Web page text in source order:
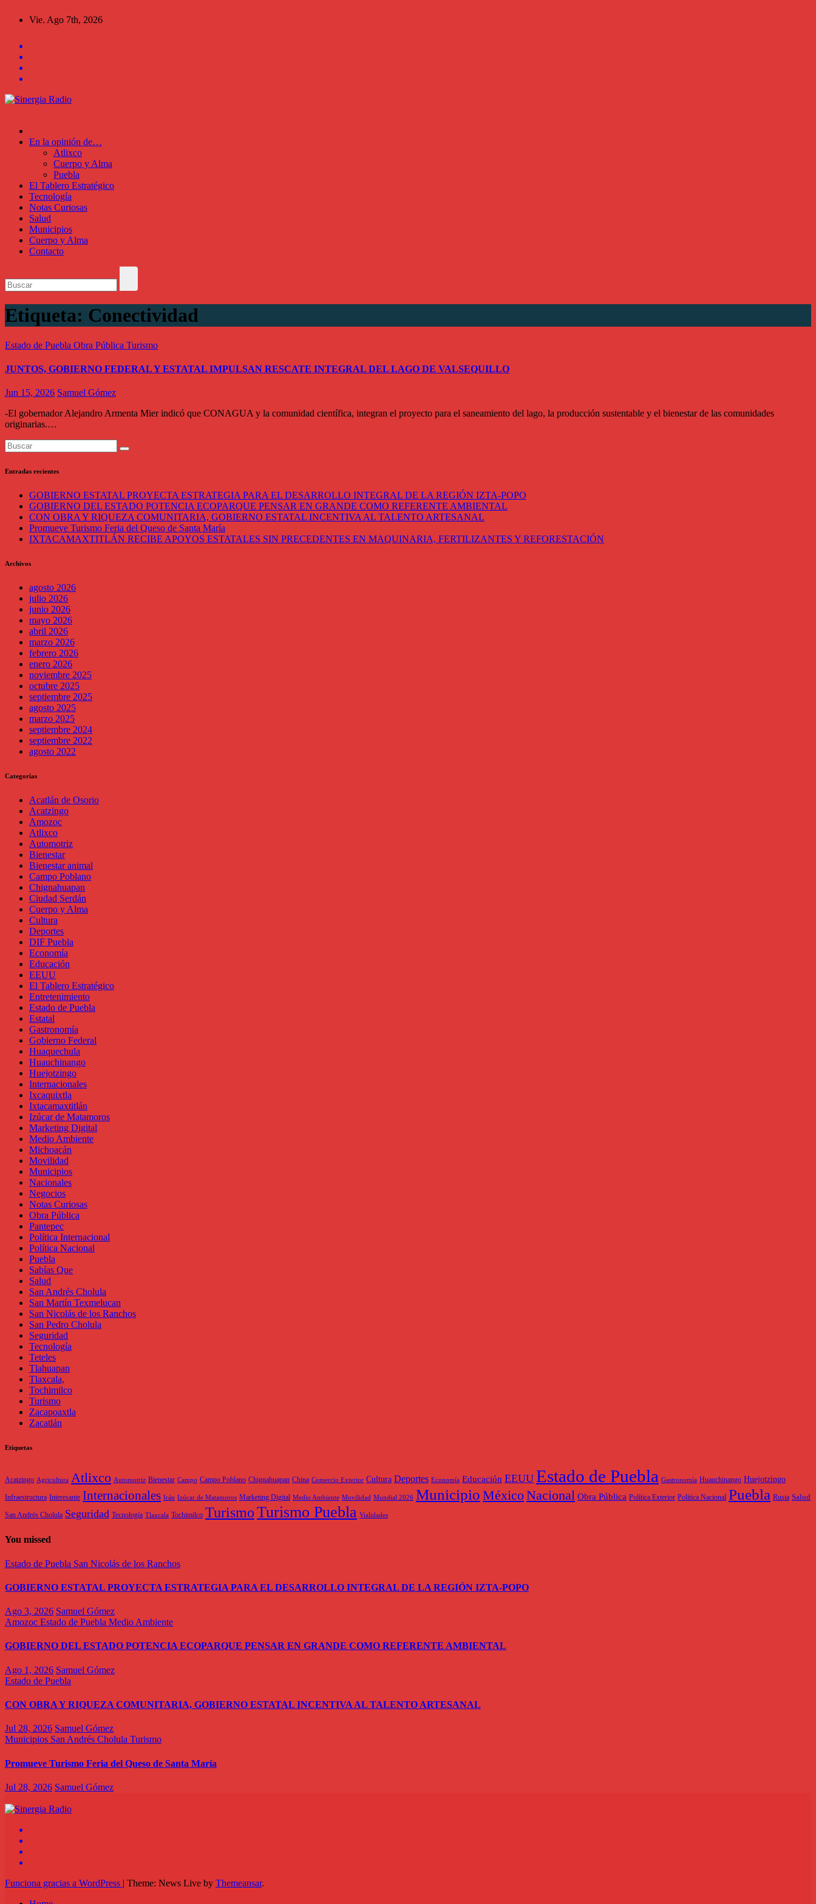
Vie. Ago 7th, 2026
En la opinión de…
Atlixco
Cuerpo y Alma
Puebla
El Tablero Estratégico
Tecnología
Notas Curiosas
Salud
Municipios
Cuerpo y Alma
Contacto
Etiqueta: Conectividad
Estado de Puebla Obra Pública Turismo
JUNTOS, GOBIERNO FEDERAL Y ESTATAL IMPULSAN RESCATE INTEGRAL DEL LAGO DE VALSEQUILLO
Jun 15, 2026 Samuel Gómez
-El gobernador Alejandro Armenta Mier indicó que CONAGUA y la comunidad científica, integran el proyecto para el saneamiento del lago, la producción sustentable y el bienestar de las comunidades
originarias.…
Entradas recientes
GOBIERNO ESTATAL PROYECTA ESTRATEGIA PARA EL DESARROLLO INTEGRAL DE LA REGIÓN IZTA-POPO
GOBIERNO DEL ESTADO POTENCIA ECOPARQUE PENSAR EN GRANDE COMO REFERENTE AMBIENTAL
CON OBRA Y RIQUEZA COMUNITARIA, GOBIERNO ESTATAL INCENTIVA AL TALENTO ARTESANAL
Promueve Turismo Feria del Queso de Santa María
IXTACAMAXTITLÁN RECIBE APOYOS ESTATALES SIN PRECEDENTES EN MAQUINARIA, FERTILIZANTES Y REFORESTACIÓN
Archivos
agosto 2026
julio 2026
junio 2026
mayo 2026
abril 2026
marzo 2026
febrero 2026
enero 2026
noviembre 2025
octubre 2025
septiembre 2025
agosto 2025
marzo 2025
septiembre 2024
septiembre 2022
agosto 2022
Categorías
Acatlán de Osorio
Acatzingo
Amozoc
Atlixco
Automotriz
Bienestar
Bienestar animal
Campo Poblano
Chignahuapan
Ciudad Serdán
Cuerpo y Alma
Cultura
Deportes
DIF Puebla
Economía
Educación
EEUU
El Tablero Estratégico
Entretenimiento
Estado de Puebla
Estatal
Gastronomía
Gobierno Federal
Huaquechula
Huauchinango
Huejotzingo
Internacionales
Ixcaquixtla
Ixtacamaxtitlán
Izúcar de Matamoros
Marketing Digital
Medio Ambiente
Michoacán
Movilidad
Municipios
Nacionales
Negocios
Notas Curiosas
Obra Pública
Pantepec
Política Internacional
Política Nacional
Puebla
Sabías Que
Salud
San Andrés Cholula
San Martín Texmelucan
San Nicolás de los Ranchos
San Pedro Cholula
Seguridad
Tecnología
Teteles
Tlahuapan
Tlaxcala,
Tochimilco
Turismo
Zacapoaxtla
Zacatlán
Etiquetas
Acatzingo Agricultura Atlixco Automotriz Bienestar Campo Campo Poblano Chignahuapan China Comercio Exterior Cultura Deportes Economía Educación EEUU Estado de Puebla Gastronomía Huauchinango Huejotzingo
Infraestructura Interesante Internacionales Irán Izúcar de Matamoros Marketing Digital Medio Ambiente Movilidad Mundial 2026 Municipio MéxicoNacional Obra Pública Política Exterior Política Nacional Puebla Rusia Salud
San Andrés Cholula Seguridad Tecnología Tlaxcala Tochimilco TurismoTurismo Puebla Vialidades
You missed
Estado de Puebla San Nicolás de los Ranchos
GOBIERNO ESTATAL PROYECTA ESTRATEGIA PARA EL DESARROLLO INTEGRAL DE LA REGIÓN IZTA-POPO
Ago 3, 2026 Samuel Gómez
Amozoc Estado de Puebla Medio Ambiente
GOBIERNO DEL ESTADO POTENCIA ECOPARQUE PENSAR EN GRANDE COMO REFERENTE AMBIENTAL
Ago 1, 2026 Samuel Gómez
Estado de Puebla
CON OBRA Y RIQUEZA COMUNITARIA, GOBIERNO ESTATAL INCENTIVA AL TALENTO ARTESANAL
Jul 28, 2026 Samuel Gómez
Municipios San Andrés Cholula Turismo
Promueve Turismo Feria del Queso de Santa María
Jul 28, 2026 Samuel Gómez
Funciona gracias a WordPress | Theme: News Live by Themeansar.